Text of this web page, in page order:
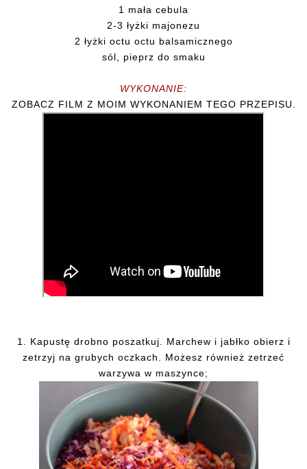
1 mała cebula
2-3 łyżki majonezu
2 łyżki octu octu balsamicznego
sól, pieprz do smaku
WYKONANIE:
ZOBACZ FILM Z MOIM WYKONANIEM TEGO PRZEPISU.
1. Kapustę drobno poszatkuj. Marchew i jabłko obierz i
zetrzyj na grubych oczkach. Możesz również zetrzeć
warzywa w maszynce;